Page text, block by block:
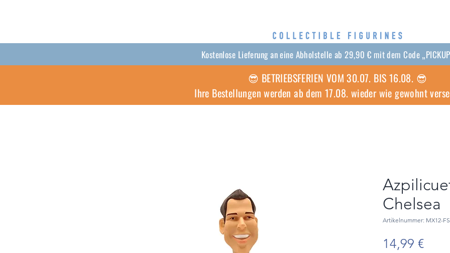
Kostenlose Lieferung an eine Abholstelle ab 29,90 € mit dem Code
😎 BETRIEBSFERIEN VOM 30.07. BIS 16.08. 😎
Ihre Bestellungen werden ab dem 17.08. wieder wie gewohnt
Chelsea
Artikelnummer: MX12-
14,99 €